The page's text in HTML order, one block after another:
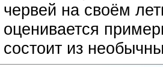
червей на своём
оценивается
состоит из